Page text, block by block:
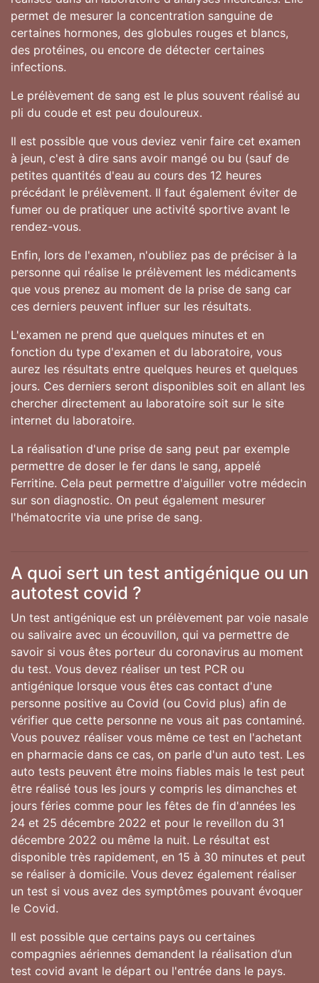
permet de mesurer la concentration sanguine de
certaines hormones, des globules rouges et blancs,
des protéines, ou encore de détecter certaines
infections.
Le prélèvement de sang est le plus souvent réalisé au
pli du coude et est peu douloureux.
Il est possible que vous deviez venir faire cet examen
à jeun, c'est à dire sans avoir mangé ou bu (sauf de
petites quantités d'eau au cours des 12 heures
précédant le prélèvement. Il faut également éviter de
fumer ou de pratiquer une activité sportive avant le
rendez-vous.
Enfin, lors de l'examen, n'oubliez pas de préciser à la
personne qui réalise le prélèvement les médicaments
que vous prenez au moment de la prise de sang car
ces derniers peuvent influer sur les résultats.
L'examen ne prend que quelques minutes et en
fonction du type d'examen et du laboratoire, vous
aurez les résultats entre quelques heures et quelques
jours. Ces derniers seront disponibles soit en allant les
chercher directement au laboratoire soit sur le site
internet du laboratoire.
La réalisation d'une prise de sang peut par exemple
permettre de doser le fer dans le sang, appelé
Ferritine. Cela peut permettre d'aiguiller votre médecin
sur son diagnostic. On peut également mesurer
l'hématocrite via une prise de sang.
A quoi sert un test antigénique ou un
autotest covid ?
Un test antigénique est un prélèvement par voie nasale
ou salivaire avec un écouvillon, qui va permettre de
savoir si vous êtes porteur du coronavirus au moment
du test. Vous devez réaliser un test PCR ou
antigénique lorsque vous êtes cas contact d'une
personne positive au Covid (ou Covid plus) afin de
vérifier que cette personne ne vous ait pas contaminé.
Vous pouvez réaliser vous même ce test en l'achetant
en pharmacie dans ce cas, on parle d'un auto test. Les
auto tests peuvent être moins fiables mais le test peut
être réalisé tous les jours y compris les dimanches et
jours féries comme pour les fêtes de fin d'années les
24 et 25 décembre 2022 et pour le reveillon du 31
décembre 2022 ou même la nuit. Le résultat est
disponible très rapidement, en 15 à 30 minutes et peut
se réaliser à domicile. Vous devez également réaliser
un test si vous avez des symptômes pouvant évoquer
le Covid.
Il est possible que certains pays ou certaines
compagnies aériennes demandent la réalisation d’un
test covid avant le départ ou l'entrée dans le pays.